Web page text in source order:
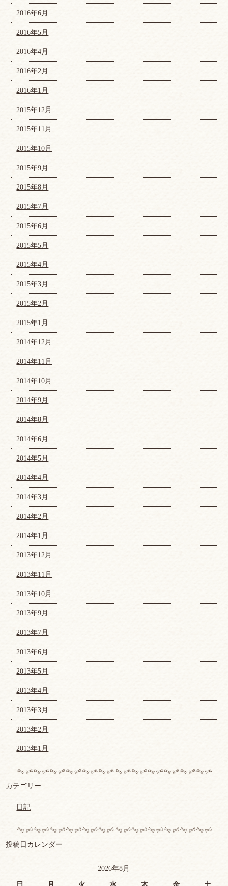
2016年6月
2016年5月
2016年4月
2016年2月
2016年1月
2015年12月
2015年11月
2015年10月
2015年9月
2015年8月
2015年7月
2015年6月
2015年5月
2015年4月
2015年3月
2015年2月
2015年1月
2014年12月
2014年11月
2014年10月
2014年9月
2014年8月
2014年6月
2014年5月
2014年4月
2014年3月
2014年2月
2014年1月
2013年12月
2013年11月
2013年10月
2013年9月
2013年7月
2013年6月
2013年5月
2013年4月
2013年3月
2013年2月
2013年1月
カテゴリー
日記
投稿日カレンダー
2026年8月